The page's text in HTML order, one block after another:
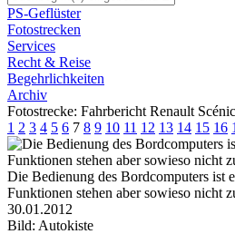
PS-Geflüster
Fotostrecken
Services
Recht & Reise
Begehrlichkeiten
Archiv
Fotostrecke: Fahrbericht Renault Scénic
1 2 3 4 5 6 7 8 9 10 11 12 13 14 15 16
Die Bedienung des Bordcomputers ist
Funktionen stehen aber sowieso nicht
30.01.2012
Bild: Autokiste